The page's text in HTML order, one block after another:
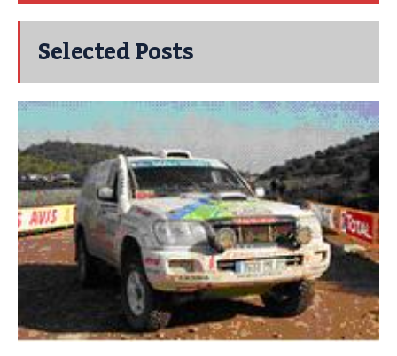
Selected Posts